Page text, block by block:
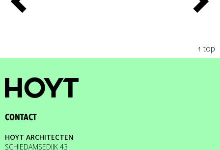
↑ top
CONTACT
HOYT ARCHITECTEN
SCHIEDAMSEDIJK 43